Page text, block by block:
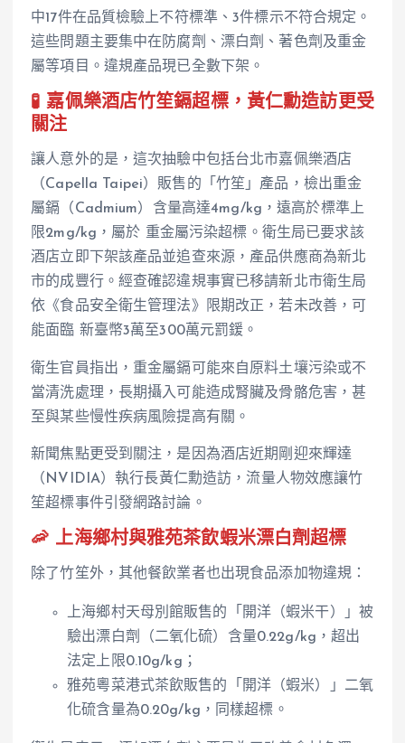
中17件在品質檢驗上不符標準、3件標示不符合規定。
這些問題主要集中在防腐劑、漂白劑、著色劑及重金
屬等項目。違規產品現已全數下架。
🧪 嘉佩樂酒店竹笙鎘超標，黃仁勳造訪更受
關注
讓人意外的是，這次抽驗中包括台北市嘉佩樂酒店
（Capella Taipei）販售的「竹笙」產品，檢出重金
屬鎘（Cadmium）含量高達4mg/kg，遠高於標準上
限2mg/kg，屬於 重金屬污染超標。衛生局已要求該
酒店立即下架該產品並追查來源，產品供應商為新北
市的成豐行。經查確認違規事實已移請新北市衛生局
依《食品安全衛生管理法》限期改正，若未改善，可
能面臨 新臺幣3萬至300萬元罰鍰。
衛生官員指出，重金屬鎘可能來自原料土壤污染或不
當清洗處理，長期攝入可能造成腎臟及骨骼危害，甚
至與某些慢性疾病風險提高有關。
新聞焦點更受到關注，是因為酒店近期剛迎來輝達
（NVIDIA）執行長黃仁勳造訪，流量人物效應讓竹
笙超標事件引發網路討論。
🦐 上海鄉村與雅苑茶飲蝦米漂白劑超標
除了竹笙外，其他餐飲業者也出現食品添加物違規：
上海鄉村天母別館販售的「開洋（蝦米干）」被
驗出漂白劑（二氧化硫）含量0.22g/kg，超出
法定上限0.10g/kg；
雅苑粵菜港式茶飲販售的「開洋（蝦米）」二氧
化硫含量為0.20g/kg，同樣超標。